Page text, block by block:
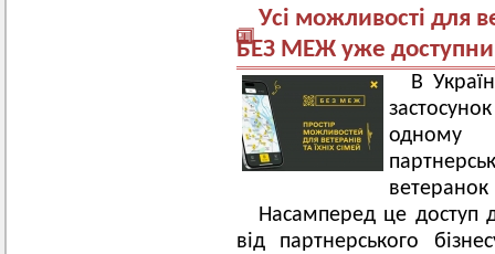
Усі можливості для
БЕЗ МЕЖ уже
В
одному
ветеранок
Насамперед це доступ
від партнерського